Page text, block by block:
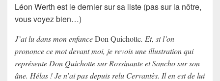
Léon Werth est le dernier sur sa liste (pas sur la nôtre,
vous voyez bien…)
J’ai lu dans mon enfanceDon Quichotte. Et, si l’on
prononce ce mot devant moi, je revois une illustration qui
représente Don Quichotte sur Rossinante et Sancho sur son
âne. Hélas ! Je n’ai pas depuis relu Cervantès. Il en est de lui